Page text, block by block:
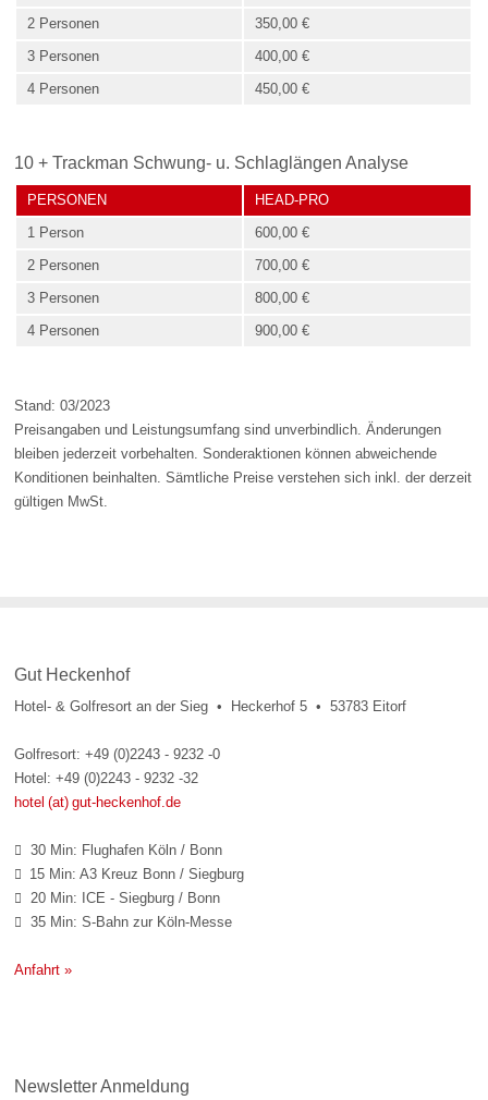
2 Personen
350,00 €
3 Personen
400,00 €
4 Personen
450,00 €
10 + Trackman Schwung- u. Schlaglängen Analyse
PERSONEN
HEAD-PRO
1 Person
600,00 €
2 Personen
700,00 €
3 Personen
800,00 €
4 Personen
900,00 €
Stand: 03/2023
Preisangaben und Leistungsumfang sind unverbindlich. Änderungen
bleiben jederzeit vorbehalten. Sonderaktionen können abweichende
Konditionen beinhalten. Sämtliche Preise verstehen sich inkl. der derzeit
gültigen MwSt.
Gut Heckenhof
Hotel- & Golfresort an der Sieg • Heckerhof 5 • 53783 Eitorf
Golfresort: +49 (0)2243 - 9232 -0
Hotel: +49 (0)2243 - 9232 -32
hotel (at) gut-heckenhof.de
 30 Min: Flughafen Köln / Bonn
 15 Min: A3 Kreuz Bonn / Siegburg
 20 Min: ICE - Siegburg / Bonn
 35 Min: S-Bahn zur Köln-Messe
Anfahrt »
Newsletter Anmeldung